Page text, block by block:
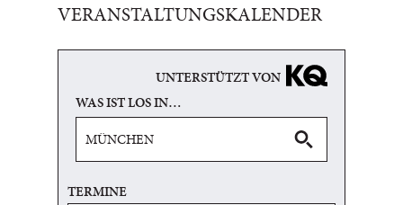
VERANSTALTUNGSKALENDER
UNTERSTÜTZT VON
WAS IST LOS IN…
TERMINE